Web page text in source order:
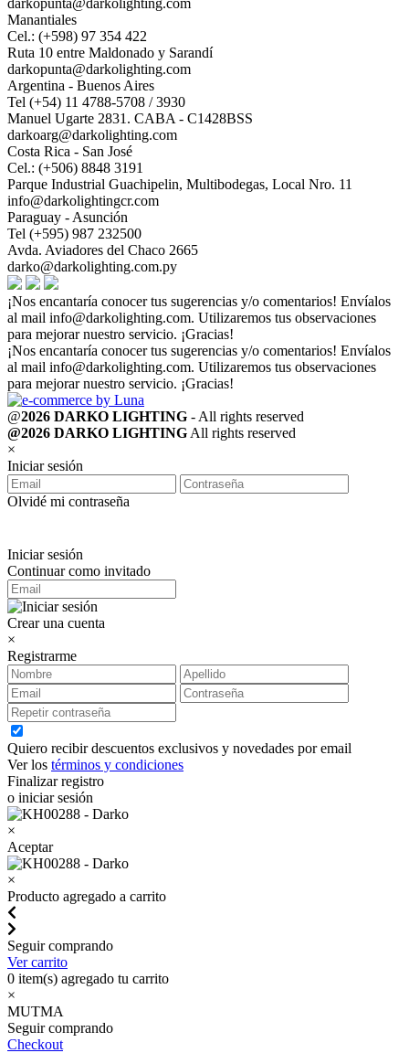
darkopunta@darkolighting.com
Manantiales
Cel.: (+598) 97 354 422
Ruta 10 entre Maldonado y Sarandí
darkopunta@darkolighting.com
Argentina - Buenos Aires
Tel (+54) 11 4788-5708 / 3930
Manuel Ugarte 2831. CABA - C1428BSS
darkoarg@darkolighting.com
Costa Rica - San José
Cel.: (+506) 8848 3191
Parque Industrial Guachipelin, Multibodegas, Local Nro. 11
info@darkolightingcr.com
Paraguay - Asunción
Tel (+595) 987 232500
Avda. Aviadores del Chaco 2665
darko@darkolighting.com.py
¡Nos encantaría conocer tus sugerencias y/o comentarios! Envíalos
al mail info@darkolighting.com. Utilizaremos tus observaciones
para mejorar nuestro servicio. ¡Gracias!
¡Nos encantaría conocer tus sugerencias y/o comentarios! Envíalos
al mail info@darkolighting.com. Utilizaremos tus observaciones
para mejorar nuestro servicio. ¡Gracias!
@2026 DARKO LIGHTING - All rights reserved
@2026 DARKO LIGHTINGAll rights reserved
×
Iniciar sesión
Olvidé mi contraseña
Iniciar sesión
Continuar como invitado
Crear una cuenta
×
Registrarme
Quiero recibir descuentos exclusivos y novedades por email
Ver los términos y condiciones
Finalizar registro
o iniciar sesión
×
Aceptar
×
Producto agregado a carrito
Seguir comprando
Ver carrito
0 item(s) agregado tu carrito
×
MUTMA
Seguir comprando
Checkout